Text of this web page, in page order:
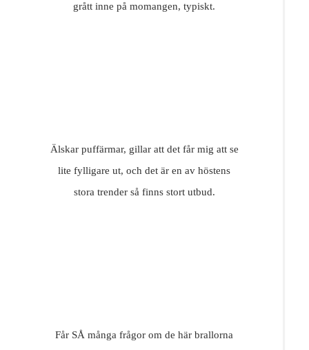
grått inne på momangen, typiskt.
Älskar puffärmar, gillar att det får mig att se
lite fylligare ut, och det är en av höstens
stora trender så finns stort utbud.
Får SÅ många frågor om de här brallorna